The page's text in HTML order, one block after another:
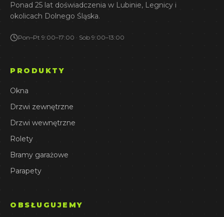
Ponad 25 lat doświadczenia w Lubinie, Legnicy i
okolicach Dolnego Śląska.
Pon–Pt 9:00–17:00 · Sob 9:00–13:00
PRODUKTY
Okna
Drzwi zewnętrzne
Drzwi wewnętrzne
Rolety
Bramy garażowe
Parapety
OBSŁUGUJEMY